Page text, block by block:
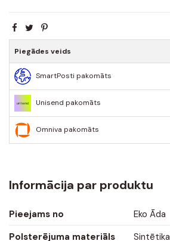
Piegādes veids
SmartPosti pakomāts
Unisend pakomāts
Omniva pakomāts
Informācija par produktu
Pieejams no
Eko Āda
Polsterējuma materiāls
Sintētika